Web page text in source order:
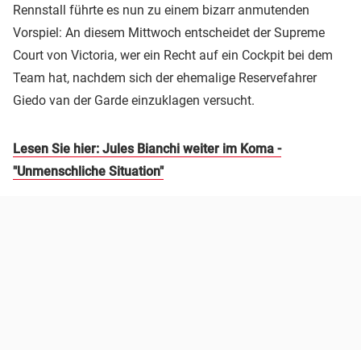
Rennstall führte es nun zu einem bizarr anmutenden
Vorspiel: An diesem Mittwoch entscheidet der Supreme
Court von Victoria, wer ein Recht auf ein Cockpit bei dem
Team hat, nachdem sich der ehemalige Reservefahrer
Giedo van der Garde einzuklagen versucht.
Lesen Sie hier: Jules Bianchi weiter im Koma -
"Unmenschliche Situation"